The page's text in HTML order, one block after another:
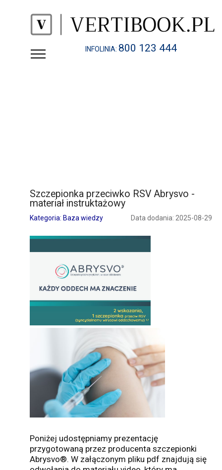
INFOLINIA: 800 123 444
Szczepionka przeciwko RSV Abrysvo -
materiał instruktażowy
Kategoria: Baza wiedzy Data dodania: 2025-08-29
Poniżej udostępniamy prezentację
przygotowaną przez producenta szczepionki
Abrysvo®. W załączonym pliku pdf znajdują się